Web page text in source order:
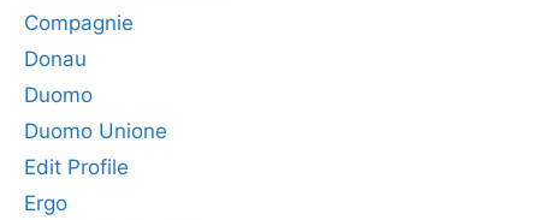
Compagnie
Donau
Duomo
Duomo Unione
Edit Profile
Ergo